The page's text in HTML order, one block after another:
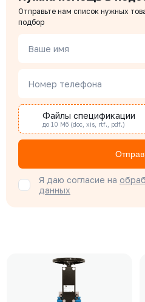
Отправьте нам список нужных
подбор
Ваше имя
Номер телефона
Файлы спецификации
до 10 Мб (doc, xis, rtf., pdf.)
Я даю согласие на
данных